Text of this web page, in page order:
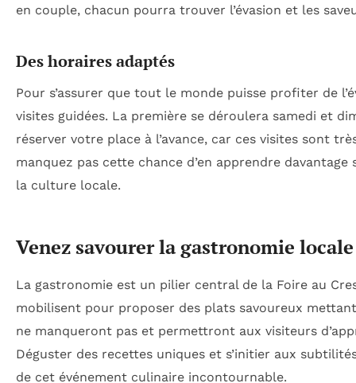
en couple, chacun pourra trouver l’évasion et les
Des horaires adaptés
Pour s’assurer que tout le monde puisse profiter de
visites guidées. La première se déroulera samedi et
réserver votre place à l’avance, car ces visites sont
manquez pas cette chance d’en apprendre
la culture locale.
Venez savourer la gastronomie locale
La gastronomie est un pilier central de la Foire au
mobilisent pour proposer des plats savoureux
ne manqueront pas et permettront aux visiteurs
Déguster des recettes uniques et s’initier aux
de cet événement culinaire incontournable.